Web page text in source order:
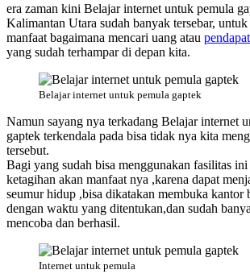
era zaman kini Belajar internet untuk pemula
Kalimantan Utara sudah banyak tersebar, untuk
manfaat bagaimana mencari uang atau
yang sudah terhampar di depan kita.
Belajar internet untuk pemula gaptek
Namun sayang nya terkadang Belajar internet
gaptek terkendala pada bisa tidak nya kita
tersebut.
Bagi yang sudah bisa menggunakan fasilitas ini
ketagihan akan manfaat nya ,karena dapat
seumur hidup ,bisa dikatakan membuka kantor
dengan waktu yang ditentukan,dan sudah
mencoba dan berhasil.
Internet untuk pemula